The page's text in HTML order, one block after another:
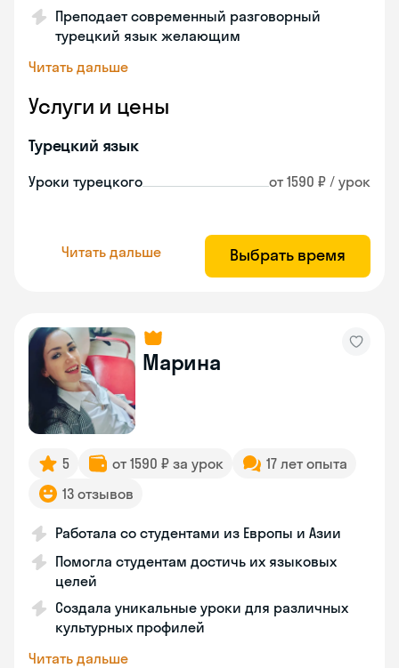
Преподает современный разговорный
турецкий язык желающим
Читать дальше
Услуги и цены
Турецкий язык
Уроки турецкого от 1590 ₽ / урок
Читать дальше Выбрать время
Марина
5 от 1590 ₽ за урок
17 лет опыта
13 отзывов
Работала со студентами из Европы и Азии
Помогла студентам достичь их языковых
целей
Создала уникальные уроки для различных
культурных профилей
Читать дальше